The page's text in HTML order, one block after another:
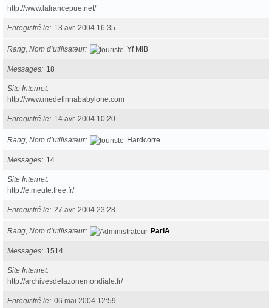
http://www.lafrancepue.net/
Enregistré le 13 avr. 2004 16:35
Rang, Nom d’utilisateur Yf MiB
Messages 18
Site Internet
http://www.medefinnababylone.com
Enregistré le 14 avr. 2004 10:20
Rang, Nom d’utilisateur Hardcorre
Messages 14
Site Internet
http://e.meute.free.fr/
Enregistré le 27 avr. 2004 23:28
Rang, Nom d’utilisateur PariA
Messages 1514
Site Internet
http://archivesdelazonemondiale.fr/
Enregistré le 06 mai 2004 12:59